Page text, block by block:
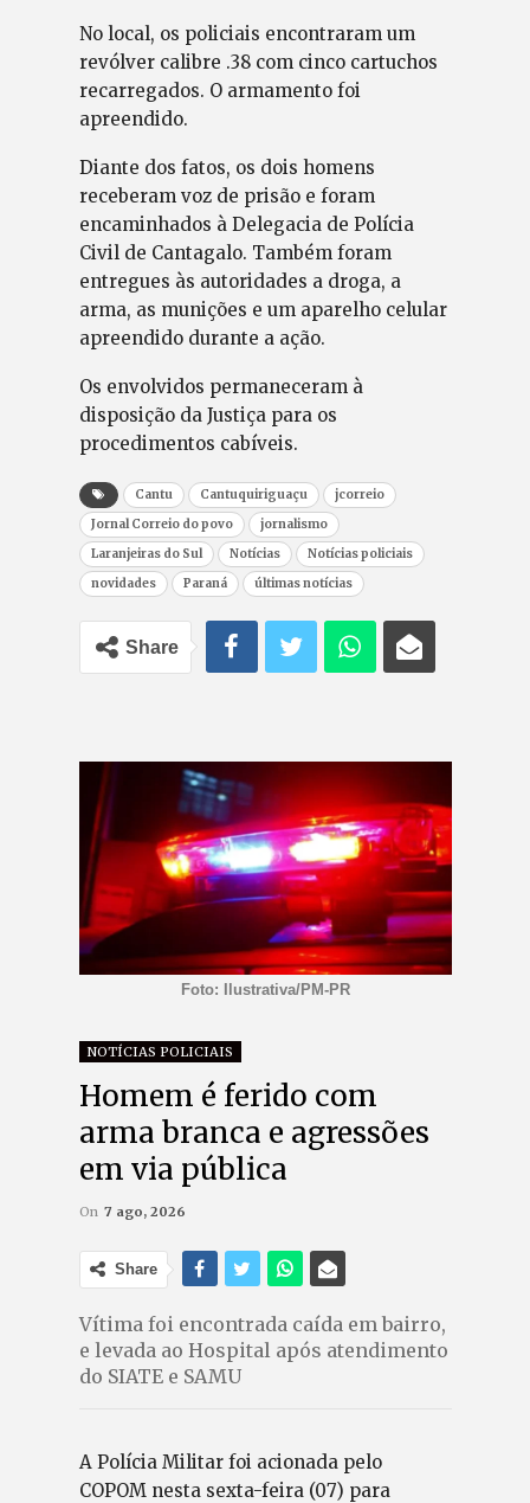
No local, os policiais encontraram um
revólver calibre .38 com cinco cartuchos
recarregados. O armamento foi
apreendido.
Diante dos fatos, os dois homens
receberam voz de prisão e foram
encaminhados à Delegacia de Polícia
Civil de Cantagalo. Também foram
entregues às autoridades a droga, a
arma, as munições e um aparelho celular
apreendido durante a ação.
Os envolvidos permaneceram à
disposição da Justiça para os
procedimentos cabíveis.
Cantu Cantuquiriguaçu
jcorreio
Jornal Correio do povo
jornalismo
Laranjeiras do Sul
Notícias
Notícias policiais
novidades
Paraná últimas notícias
Share
Foto: Ilustrativa/PM-PR
NOTÍCIAS POLICIAIS
Homem é ferido com
arma branca e agressões
em via pública
On 7 ago, 2026
Share
Vítima foi encontrada caída em bairro,
e levada ao Hospital após atendimento
do SIATE e SAMU
A Polícia Militar foi acionada pelo
COPOM nesta sexta-feira (07) para